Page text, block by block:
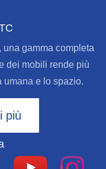
gamma completa
dei mobili rende più
umana e lo spazio.
più